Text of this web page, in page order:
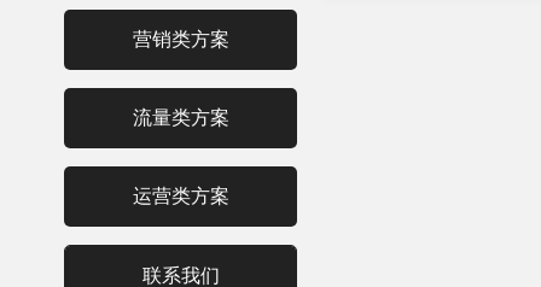
营销类方案
流量类方案
运营类方案
联系我们